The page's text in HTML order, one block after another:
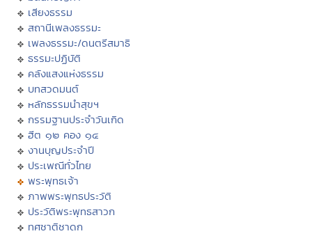
เสียงธรรม
สถานีเพลงธรรมะ
เพลงธรรมะ/ดนตรีสมาธิ
ธรรมะปฏิบัติ
คลังแสงแห่งธรรม
บทสวดมนต์
หลักธรรมนำสุขฯ
กรรมฐานประจำวันเกิด
ฮีต ๑๒ คอง ๑๔
งานบุญประจำปี
ประเพณีทั่วไทย
พระพุทธเจ้า
ภาพพระพุทธประวัติ
ประวัติพระพุทธสาวก
ทศชาติชาดก